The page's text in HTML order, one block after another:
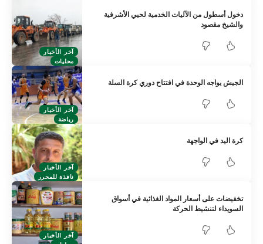
آخر الأخبار
محليات
دخول أسطول من الآليات الخدمية لحيي الأشرفية
والشيخ مقصود
آخر الأخبار
رياضة
الجيش يواجه الوحدة في افتتاح دوري كرة السلة
آخر الأخبار
نافذة للمحرر
كرة اليد في الواجهة
آخر الأخبار
تخفيضات على أسعار المواد الغذائية في أسواق
السويداء لتنشيط الحركة